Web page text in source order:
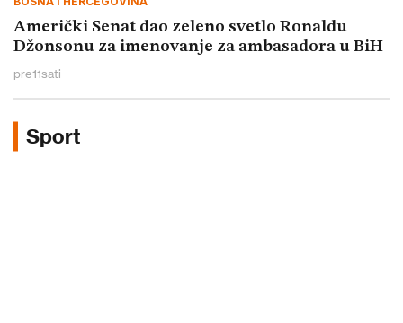
Američki Senat dao zeleno svetlo Ronaldu
Džonsonu za imenovanje za ambasadora u BiH
pre11sati
Sport